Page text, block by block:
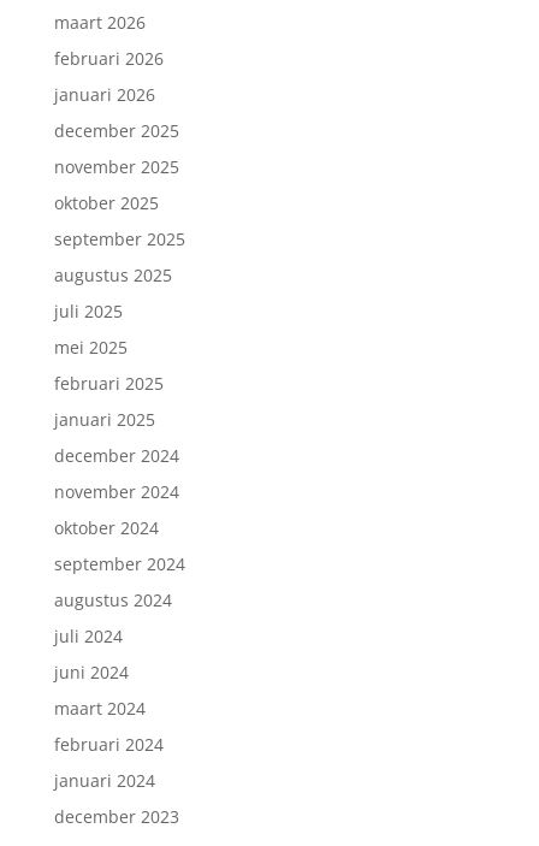
maart 2026
februari 2026
januari 2026
december 2025
november 2025
oktober 2025
september 2025
augustus 2025
juli 2025
mei 2025
februari 2025
januari 2025
december 2024
november 2024
oktober 2024
september 2024
augustus 2024
juli 2024
juni 2024
maart 2024
februari 2024
januari 2024
december 2023